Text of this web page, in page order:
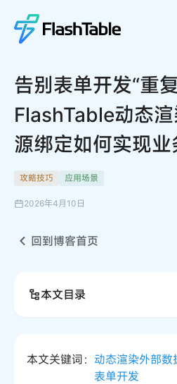
告别表单开发“重复
FlashTable动态
源绑定如何实现业
攻略技巧 应用场景
2026年4月10日
回到博客首页
本文目录
本文关键词： 动态渲染外部数
表单开发